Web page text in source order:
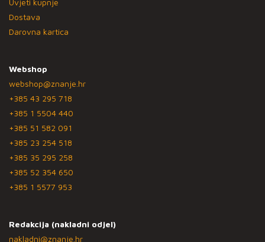
Dostava
Darovna kartica
Webshop
webshop@znanje.hr
+385 43 295 718
+385 1 5504 440
+385 51 582 091
+385 23 254 518
+385 35 295 258
+385 52 354 650
+385 1 5577 953
Redakcija (nakladni odjel)
nakladni@znanje.hr